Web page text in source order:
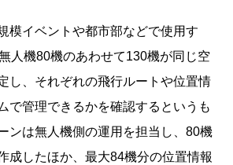
模イベントや都市部などで使用す
人機80機のあわせて130機が同じ空
し、それぞれの飛行ルートや位置情
で管理できるかを確認するというも
ンは無人機側の運用を担当し、80機
成したほか、最大84機分の位置情報